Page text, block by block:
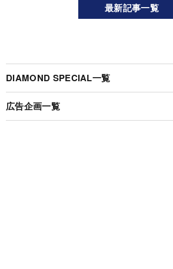
最新記事一覧
DIAMOND SPECIAL一覧
広告企画一覧